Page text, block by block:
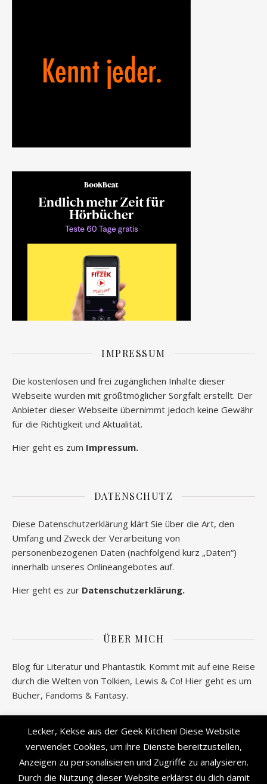
IMPRESSUM
Die kostenlosen und frei zugänglichen Inhalte dieser
Webseite wurden mit größtmöglicher Sorgfalt erstellt. Der
Anbieter dieser Webseite übernimmt jedoch keine Gewähr
für die Richtigkeit und Aktualität.
Hier geht es zum Impressum.
DATENSCHUTZ
Diese Datenschutzerklärung klärt Sie über die Art, den
Umfang und Zweck der Verarbeitung von
personenbezogenen Daten (nachfolgend kurz „Daten“)
innerhalb unseres Onlineangebotes auf.
Hier geht es zur Datenschutzerklärung.
ÜBER MICH
Blog für Literatur und Phantastik. Kommt mit auf eine Reise
durch die Welten von Tolkien, Lewis & Co! Hier geht es um
Bücher, Fandoms & Fantasy.
Wer verbirgt sich hinter geeksantiques.de? Alle
Informationen gibt es hier!
Lecker, Kekse aus der Geek Kitchen! Diese Website
verwendet Cookies, um ihre Dienste bereitzustellen,
Anzeigen zu personalisieren und Zugriffe zu analysieren.
Durch die Nutzung dieser Website erklärst du dich damit